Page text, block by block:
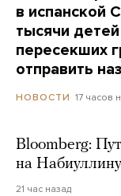
в испанской
тысячи
пересекших
отправить
НОВОСТИ 17 часов
Bloomberg:
на
21 час назад